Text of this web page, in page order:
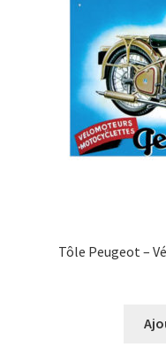
Tôle Peugeot –